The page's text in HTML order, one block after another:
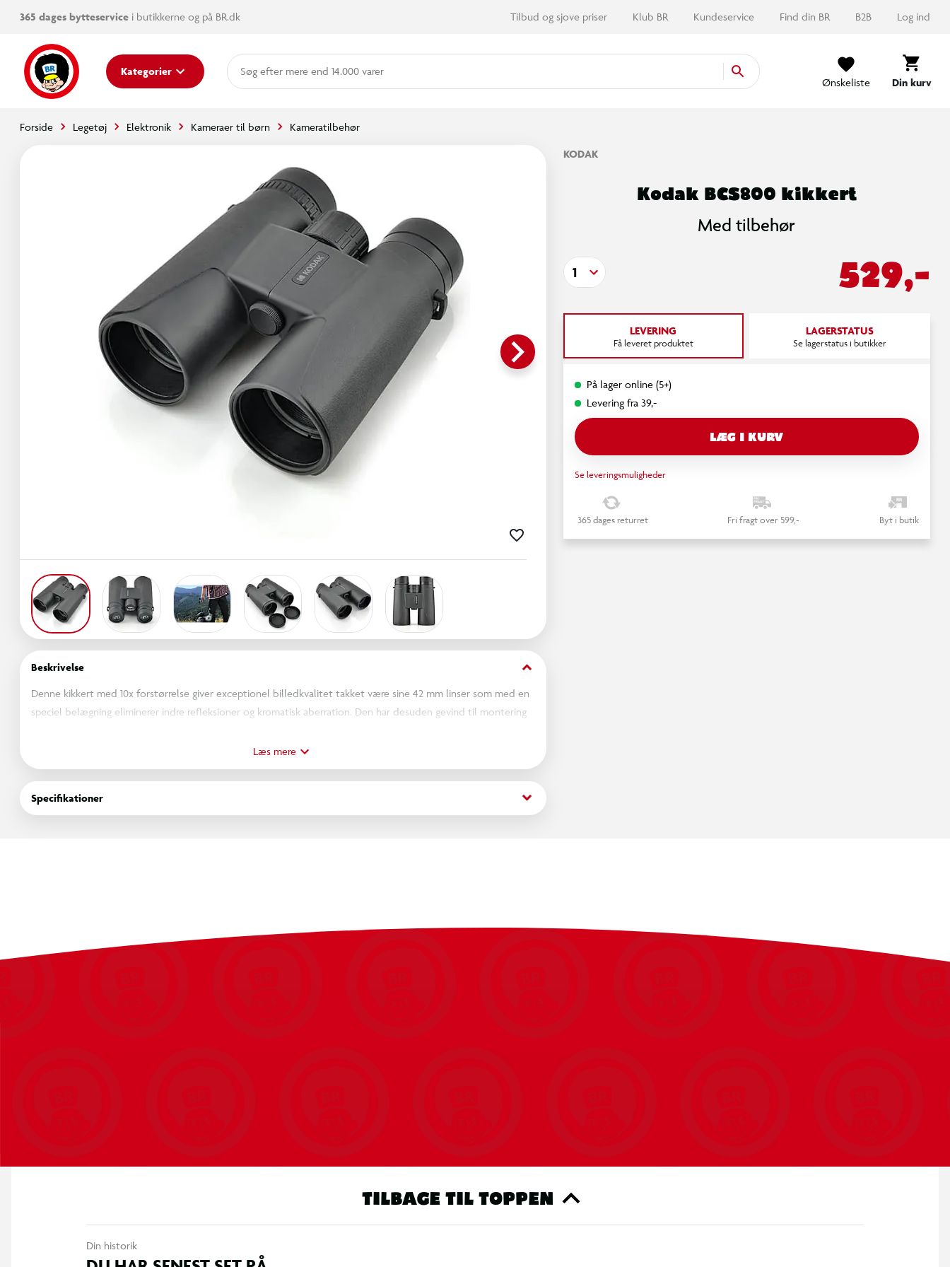
365 dages bytteservice i butikkerne og på BR.dk Tilbud og sjove priser Klub BR Kundeservice Find din BR B2B Log ind
Kategorier
mere end 14.000 varer
Ønskeliste
Din kurv
Forside Legetøj Elektronik Kameraer til børn Kameratilbehør
keyboard_arrow_right
Beskrivelse keyboard_arrow_down
Denne kikkert med 10x forstørrelse giver exceptionel billedkvalitet takket være sine 42 mm linser som med en
speciel belægning eliminerer indre refleksioner og kromatisk aberration. Den har desuden gevind til montering
10x forstørrelse
42 mm linsediameter
Synsfelt på 1000m: 94m
Kikkerten er også udrustet med justerbare gummiøjestykker som gør anvendelsen mere komfortabel og
Læs mere
Specifikationer keyboard_arrow_down
KODAK
Kodak BCS800 kikkert
Med tilbehør
529,-
1
LEVERING
Få leveret produktet
LAGERSTATUS
Se lagerstatus i butikker
På lager online (5+)
Levering fra 39,-
LÆG I KURV
Se leveringsmuligheder
365 dages returret Fri fragt over 599,- Byt i butik
TILBAGE TIL TOPPEN
Din historik